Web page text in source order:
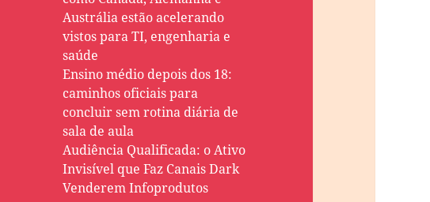
Austrália estão acelerando
vistos para TI, engenharia e
saúde
Ensino médio depois dos 18:
caminhos oficiais para
concluir sem rotina diária de
sala de aula
Audiência Qualificada: o Ativo
Invisível que Faz Canais Dark
Venderem Infoprodutos